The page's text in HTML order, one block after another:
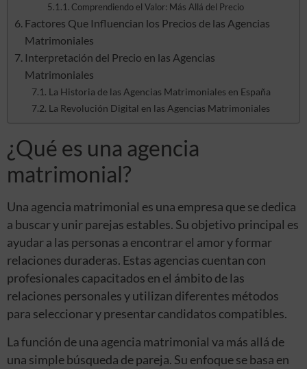
Comprendiendo el Valor: Más Allá del Precio
Factores Que Influencian los Precios de las Agencias
Matrimoniales
Interpretación del Precio en las Agencias
Matrimoniales
La Historia de las Agencias Matrimoniales en España
La Revolución Digital en las Agencias Matrimoniales
¿Qué es una agencia
matrimonial?
Una agencia matrimonial es una empresa que se dedica
a buscar y unir parejas estables. Su objetivo principal es
ayudar a las personas a encontrar el amor y formar
relaciones duraderas. Estas agencias cuentan con
profesionales capacitados en el ámbito de las
relaciones personales y utilizan diferentes métodos
para seleccionar y presentar candidatos compatibles.
La función de una agencia matrimonial va más allá de
una simple búsqueda de pareja. Su enfoque se basa en